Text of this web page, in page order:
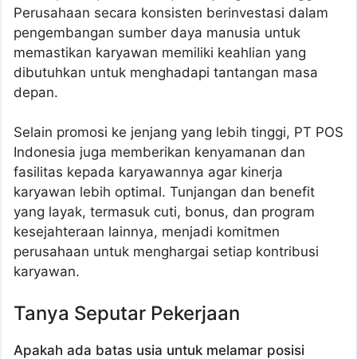
Perusahaan secara konsisten berinvestasi dalam
pengembangan sumber daya manusia untuk
memastikan karyawan memiliki keahlian yang
dibutuhkan untuk menghadapi tantangan masa
depan.
Selain promosi ke jenjang yang lebih tinggi, PT POS
Indonesia juga memberikan kenyamanan dan
fasilitas kepada karyawannya agar kinerja
karyawan lebih optimal. Tunjangan dan benefit
yang layak, termasuk cuti, bonus, dan program
kesejahteraan lainnya, menjadi komitmen
perusahaan untuk menghargai setiap kontribusi
karyawan.
Tanya Seputar Pekerjaan
Apakah ada batas usia untuk melamar posisi